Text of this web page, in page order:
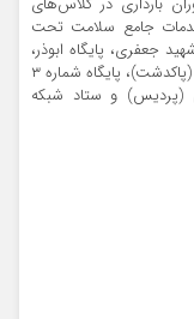
بارداری در کلاس‌های
زایمان طبیعی در ۱۵ مرکز خدمات جامع سلامت تحت
جعفری، پایگاه ابوذر،
مهاجری (پیشوا)، فردیس (قرچک)، اشرفی اصفهانی (پاکدشت)، پایگاه شماره ۳
(پردیس) و ستاد شبکه